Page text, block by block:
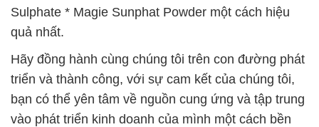
Sulphate * Magie Sunphat Powder một cách hiệu
quả nhất.
Hãy đồng hành cùng chúng tôi trên con đường phát
triển và thành công, với sự cam kết của chúng tôi,
bạn có thể yên tâm về nguồn cung ứng và tập trung
vào phát triển kinh doanh của mình một cách bền